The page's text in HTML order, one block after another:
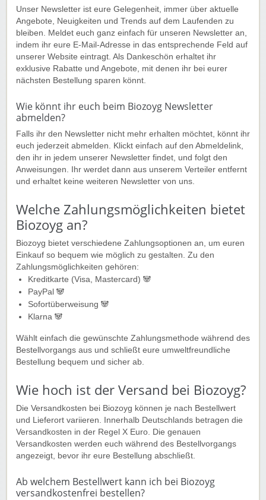
Unser Newsletter ist eure Gelegenheit, immer über aktuelle
Angebote, Neuigkeiten und Trends auf dem Laufenden zu
bleiben. Meldet euch ganz einfach für unseren Newsletter an,
indem ihr eure E-Mail-Adresse in das entsprechende Feld auf
unserer Website eintragt. Als Dankeschön erhaltet ihr
exklusive Rabatte und Angebote, mit denen ihr bei eurer
nächsten Bestellung sparen könnt.
Wie könnt ihr euch beim Biozoyg Newsletter
abmelden?
Falls ihr den Newsletter nicht mehr erhalten möchtet, könnt ihr
euch jederzeit abmelden. Klickt einfach auf den Abmeldelink,
den ihr in jedem unserer Newsletter findet, und folgt den
Anweisungen. Ihr werdet dann aus unserem Verteiler entfernt
und erhaltet keine weiteren Newsletter von uns.
Welche Zahlungsmöglichkeiten bietet
Biozoyg an?
Biozoyg bietet verschiedene Zahlungsoptionen an, um euren
Einkauf so bequem wie möglich zu gestalten. Zu den
Zahlungsmöglichkeiten gehören:
Kreditkarte (Visa, Mastercard) 🐼
PayPal 🐼
Sofortüberweisung 🐼
Klarna 🐼
Wählt einfach die gewünschte Zahlungsmethode während des
Bestellvorgangs aus und schließt eure umweltfreundliche
Bestellung bequem und sicher ab.
Wie hoch ist der Versand bei Biozoyg?
Die Versandkosten bei Biozoyg können je nach Bestellwert
und Lieferort variieren. Innerhalb Deutschlands betragen die
Versandkosten in der Regel X Euro. Die genauen
Versandkosten werden euch während des Bestellvorgangs
angezeigt, bevor ihr eure Bestellung abschließt.
Ab welchem Bestellwert kann ich bei Biozoyg
versandkostenfrei bestellen?